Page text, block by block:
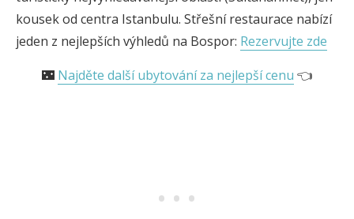
kousek od centra Istanbulu. Střešní restaurace nabízí
jeden z nejlepších výhledů na Bospor: Rezervujte zde
🌃 Najděte další ubytování za nejlepší cenu 👈